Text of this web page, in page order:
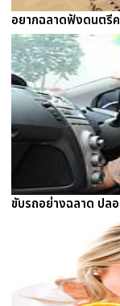
อยากฉลาดฟังดนตรี
ขับรถอย่างฉลาด ปล